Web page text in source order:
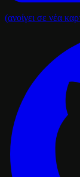
(ανοίγει σε νέα